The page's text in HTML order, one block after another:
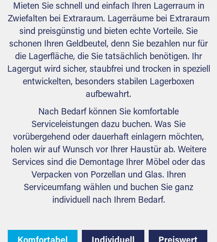
Mieten Sie schnell und einfach Ihren Lagerraum in
Zwiefalten bei Extraraum. Lagerräume bei Extraraum
sind preisgünstig und bieten echte Vorteile. Sie
schonen Ihren Geldbeutel, denn Sie bezahlen nur für
die Lagerfläche, die Sie tatsächlich benötigen. Ihr
Lagergut wird sicher, staubfrei und trocken in speziell
entwickelten, besonders stabilen Lagerboxen
aufbewahrt.
Nach Bedarf können Sie komfortable
Serviceleistungen dazu buchen. Was Sie
vorübergehend oder dauerhaft einlagern möchten,
holen wir auf Wunsch vor Ihrer Haustür ab. Weitere
Services sind die Demontage Ihrer Möbel oder das
Verpacken von Porzellan und Glas. Ihren
Serviceumfang wählen und buchen Sie ganz
individuell nach Ihrem Bedarf.